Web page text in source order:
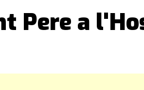
Pere a